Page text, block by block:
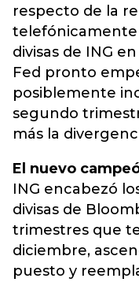
respecto de la
telefónicamente
divisas de ING
Fed pronto
posiblemente
segundo
más la
El nuevo
ING encabezó
divisas de
trimestres que
diciembre,
puesto y